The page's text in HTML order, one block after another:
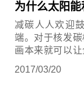
为什么太阳能
减碳人人欢迎
端。对于核发
画本来就可以
2017/03/20